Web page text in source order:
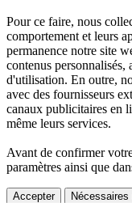
Pour ce faire, nous
comportement et leurs
permanence notre site
contenus personnalisés,
d'utilisation. En outre,
avec des fournisseurs
canaux publicitaires en
même leurs services.
Avant de confirmer
paramètres ainsi que
Accepter Nécessaires